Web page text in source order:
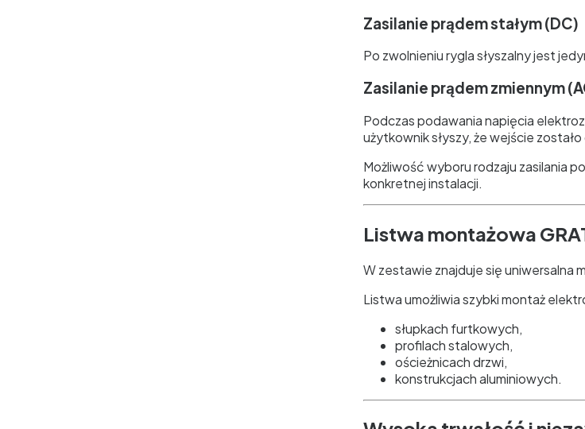
Zasilanie prądem stałym (DC)
Po zwolnieniu rygla słyszalny jest
Zasilanie prądem zmiennym
Podczas podawania napięcia
użytkownik słyszy, że wejście
Możliwość wyboru rodzaju zasilania
konkretnej instalacji.
Listwa montażowa
W zestawie znajduje się uniwersalna
Listwa umożliwia szybki montaż
słupkach furtkowych,
profilach stalowych,
ościeżnicach drzwi,
konstrukcjach aluminiowych.